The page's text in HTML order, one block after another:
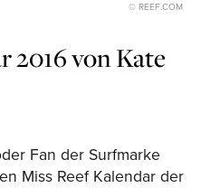
© REEF.COM
2016 von Kate
Fan der Surfmarke
Miss Reef Kalendar der